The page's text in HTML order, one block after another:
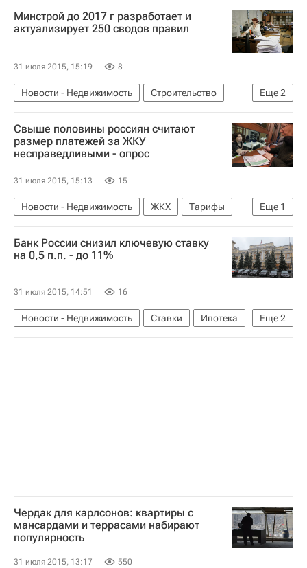
Минстрой до 2017 г разработает и
актуализирует 250 сводов правил
31 июля 2015, 15:19 8
Еще2
Новости - Недвижимость
Строительство
Министерство строительства и жилищно-коммунального хозяйства РФ (Минстрой России)
Россия
Свыше половины россиян считают
размер платежей за ЖКУ
несправедливыми - опрос
31 июля 2015, 15:13 15
Еще 1
Новости - Недвижимость ЖКХ
Тарифы
Россия
Банк России снизил ключевую ставку
на 0,5 п.п. - до 11%
31 июля 2015, 14:51 16
Еще2
Новости - Недвижимость Ставки
Ипотека
Центральный Банк РФ (ЦБ РФ)
Россия
Чердак для карлсонов: квартиры с
мансардами и террасами набирают
популярность
31 июля 2015, 13:17 550